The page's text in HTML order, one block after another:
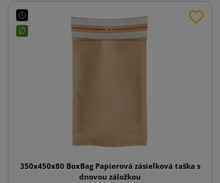
350x450x80 BoxBag Papierová zásielková taška s
dnovou záložkou